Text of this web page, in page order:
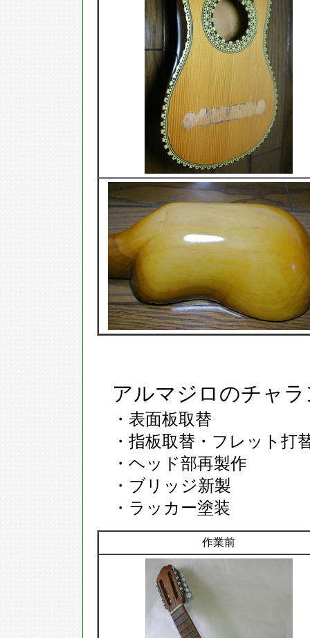
アルマジロのチャ
・表面板取替
・指板取替・フレット打
・ヘッド部再製作
・ブリッジ新製
・ラッカー塗装
作業前